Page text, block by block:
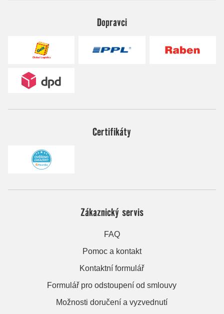
Dopravci
Certifikáty
Zákaznický servis
FAQ
Pomoc a kontakt
Kontaktní formulář
Formulář pro odstoupení od smlouvy
Možnosti doručení a vyzvednutí